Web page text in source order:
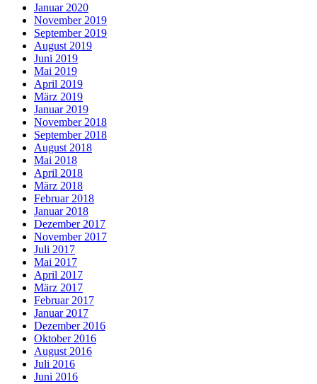
Januar 2020
November 2019
September 2019
August 2019
Juni 2019
Mai 2019
April 2019
März 2019
Januar 2019
November 2018
September 2018
August 2018
Mai 2018
April 2018
März 2018
Februar 2018
Januar 2018
Dezember 2017
November 2017
Juli 2017
Mai 2017
April 2017
März 2017
Februar 2017
Januar 2017
Dezember 2016
Oktober 2016
August 2016
Juli 2016
Juni 2016